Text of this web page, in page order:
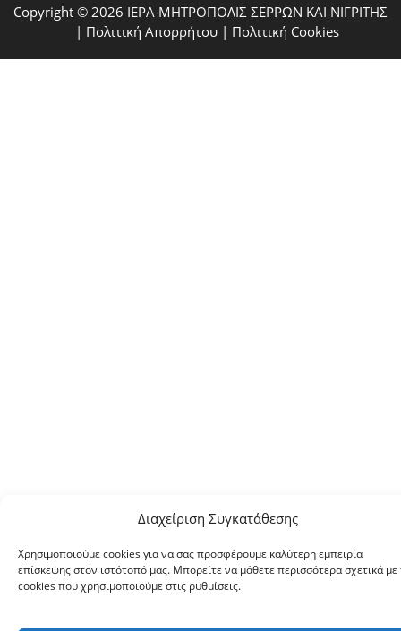
Διαχείριση Συγκατάθεσης
Χρησιμοποιούμε cookies για να σας προσφέρουμε καλύτερη εμπειρία
επίσκεψης στον ιστότοπό μας. Μπορείτε να μάθετε περισσότερα σχετικά με
cookies που χρησιμοποιούμε στις ρυθμίσεις.
Copyright © 2026 ΙΕΡΑ ΜΗΤΡΟΠΟΛΙΣ ΣΕΡΡΩΝ ΚΑΙ ΝΙΓΡΙΤΗΣ
| Πολιτική Απορρήτου | Πολιτική Cookies